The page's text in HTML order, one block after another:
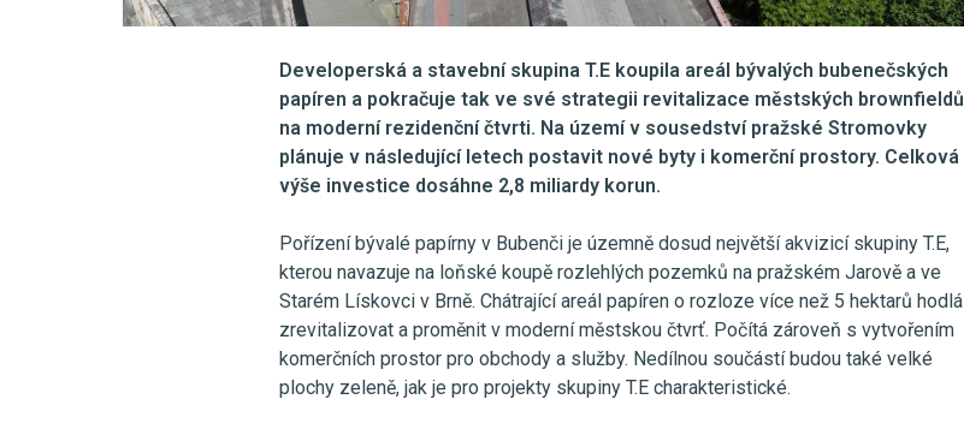
Developerská a stavební skupina T.E koupila areál bývalých bubenečských
papíren a pokračuje tak ve své strategii revitalizace městských brownfieldů
na moderní rezidenční čtvrti. Na území v sousedství pražské Stromovky
plánuje v následující letech postavit nové byty i komerční prostory. Celková
výše investice dosáhne 2,8 miliardy korun.
Pořízení bývalé papírny v Bubenči je územně dosud největší akvizicí skupiny T.E,
kterou navazuje na loňské koupě rozlehlých pozemků na pražském Jarově a ve
Starém Lískovci v Brně. Chátrající areál papíren o rozloze více než 5 hektarů hodlá
zrevitalizovat a proměnit v moderní městskou čtvrť. Počítá zároveň s vytvořením
komerčních prostor pro obchody a služby. Nedílnou součástí budou také velké
plochy zeleně, jak je pro projekty skupiny T.E charakteristické.